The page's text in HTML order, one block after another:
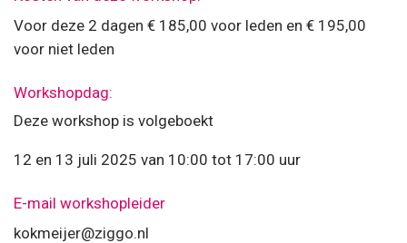
Voor deze 2 dagen € 185,00 voor leden en € 195,00
voor niet leden
Workshopdag:
Deze workshop is volgeboekt
12 en 13 juli 2025 van 10:00 tot 17:00 uur
E-mail workshopleider
kokmeijer@ziggo.nl